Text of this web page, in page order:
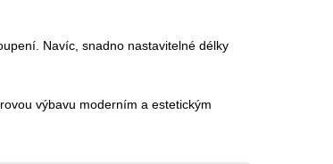
Navíc, snadno nastavitelné délky
výbavu moderním a estetickým